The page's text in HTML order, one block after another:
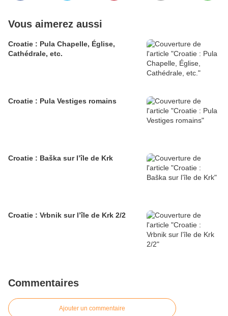
Vous aimerez aussi
Croatie : Pula Chapelle, Église,
Cathédrale, etc.
Croatie : Pula Vestiges romains
Croatie : Baška sur l’île de Krk
Croatie : Vrbnik sur l’île de Krk 2/2
Commentaires
Ajouter un commentaire